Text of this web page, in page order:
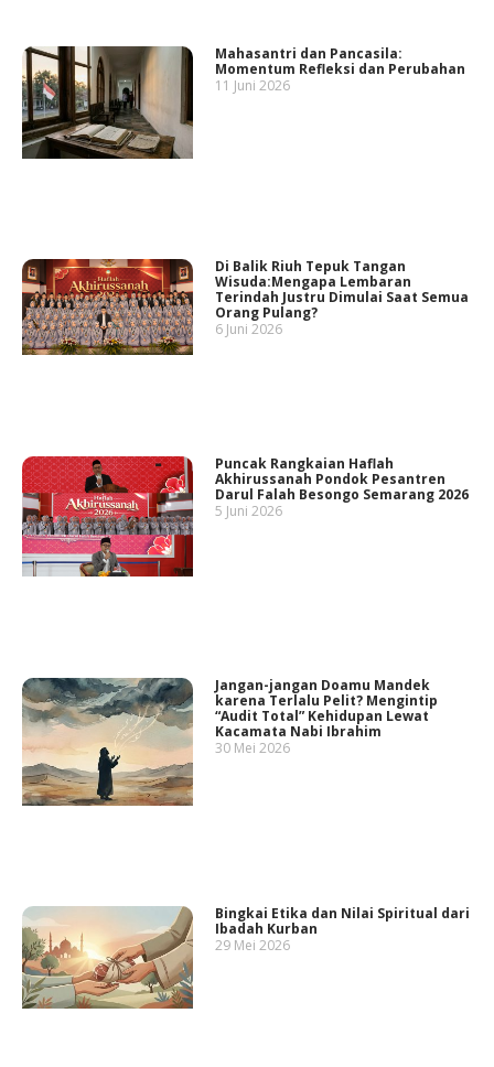
Mahasantri dan Pancasila:
Momentum Refleksi dan Perubahan
11 Juni 2026
Di Balik Riuh Tepuk Tangan
Wisuda:Mengapa Lembaran
Terindah Justru Dimulai Saat Semua
Orang Pulang?
6 Juni 2026
Puncak Rangkaian Haflah
Akhirussanah Pondok Pesantren
Darul Falah Besongo Semarang 2026
5 Juni 2026
Jangan-jangan Doamu Mandek
karena Terlalu Pelit? Mengintip
“Audit Total” Kehidupan Lewat
Kacamata Nabi Ibrahim
30 Mei 2026
Bingkai Etika dan Nilai Spiritual dari
Ibadah Kurban
29 Mei 2026